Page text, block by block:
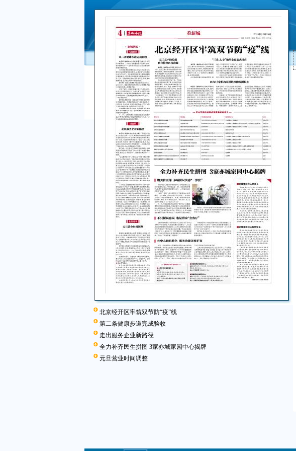
北京经开区牢筑双节防“疫”线
第二条健康步道完成验收
走出服务企业新路径
全力补齐民生拼图 3家亦城家园中心揭牌
元旦营业时间调整